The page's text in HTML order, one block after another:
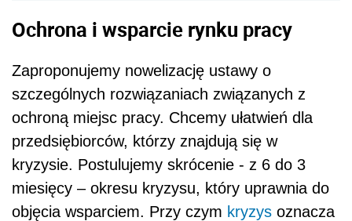
Ochrona i wsparcie rynku pracy
Zaproponujemy nowelizację ustawy o
szczególnych rozwiązaniach związanych z
ochroną miejsc pracy. Chcemy ułatwień dla
przedsiębiorców, którzy znajdują się w
kryzysie. Postulujemy skrócenie - z 6 do 3
miesięcy – okresu kryzysu, który uprawnia do
objęcia wsparciem. Przy czym kryzys oznacza